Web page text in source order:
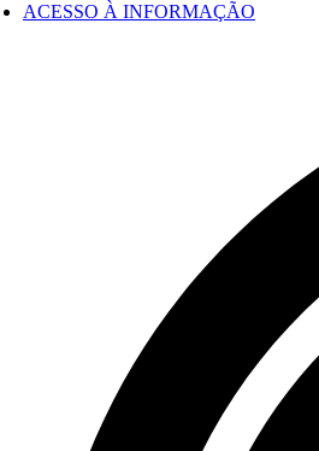
ACESSO À INFORMAÇÃO